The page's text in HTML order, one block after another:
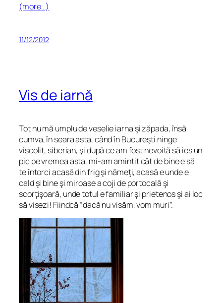
(more…)
11/12/2012
Vis de iarnă
Tot nu mă umplu de veselie iarna şi zăpada, însă
cumva, în seara asta, când în Bucureşti ninge
viscolit, siberian, şi după ce am fost nevoită să ies un
pic pe vremea asta, mi-am amintit cât de bine e să
te întorci acasă din frig şi nămeţi, acasă e unde e
cald şi bine şi miroase a coji de portocală şi
scorţişoară, unde totul e familiar şi prietenos şi ai loc
să visezi! Fiindcă “dacă nu visăm, vom muri”.